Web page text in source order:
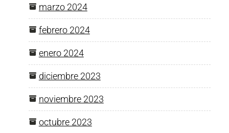
marzo 2024
febrero 2024
enero 2024
diciembre 2023
noviembre 2023
octubre 2023